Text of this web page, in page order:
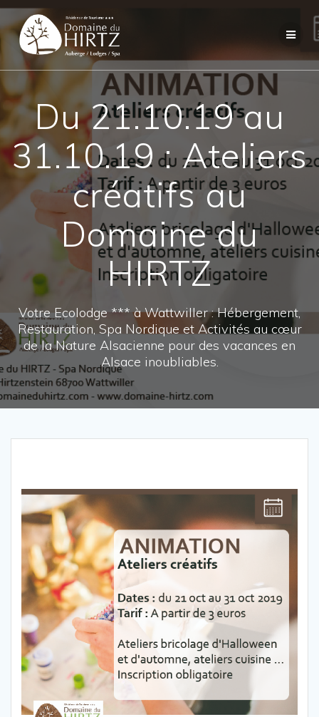
Du 21.10.19 au
31.10.19 : Ateliers
créatifs au
Domaine du
HIRTZ
Votre Ecolodge *** à Wattwiller : Hébergement,
Restauration, Spa Nordique et Activités au cœur
de la Nature Alsacienne pour des vacances en
Alsace inoubliables.